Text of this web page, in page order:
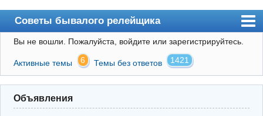
Советы бывалого релейщика
Форум
Правила
Поиск
Регистрация
Вы не вошли. Пожалуйста, войдите или зарегистрируйтесь.
Активные темы 6 Темы без ответов 1421
Объявления